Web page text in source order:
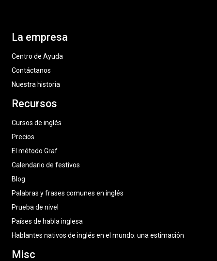
La empresa
Centro de Ayuda
Contáctanos
Nuestra historia
Recursos
Cursos de inglés
Precios
El método Graf
Calendario de festivos
Blog
Palabras y frases comunes en inglés
Prueba de nivel
Países de habla inglesa
Hablantes nativos de inglés en el mundo: una estimación
Misc